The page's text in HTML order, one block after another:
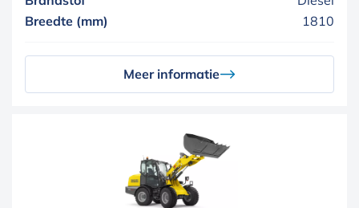
Breedte (mm)
1810
Meer informatie